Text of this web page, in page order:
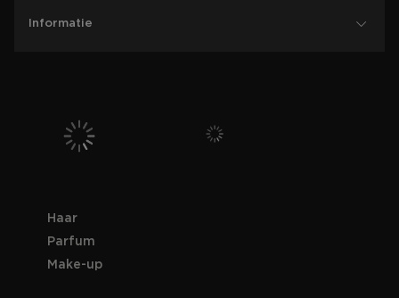
Informatie
Haar
Parfum
Make-up